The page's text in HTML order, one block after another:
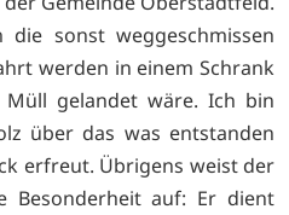
sonst weggeschmissen
werden in einem Schrank
gelandet wäre. Ich bin
über das was entstanden
erfreut. Übrigens weist der
Besonderheit auf: Er dient